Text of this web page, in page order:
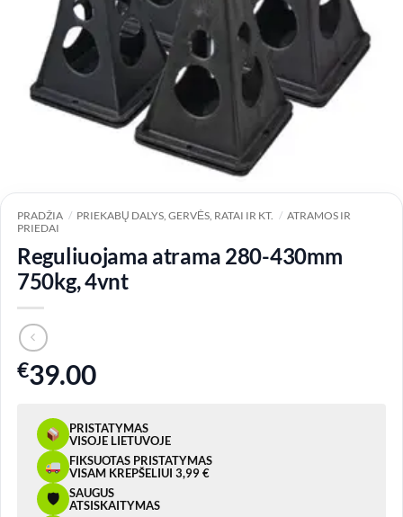
PRADŽIA / PRIEKABŲ DALYS, GERVĖS, RATAI IR KT. / ATRAMOS IR
PRIEDAI
Reguliuojama atrama 280-430mm
750kg, 4vnt
€39.00
PRISTATYMAS
VISOJE LIETUVOJE
FIKSUOTAS PRISTATYMAS
VISAM KREPŠELIUI 3,99 €
🛡
SAUGUS
ATSISKAITYMAS